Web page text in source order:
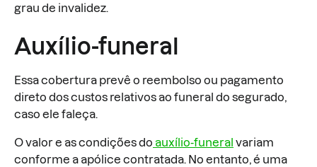
grau de invalidez.
Auxílio-funeral
Essa cobertura prevê o reembolso ou pagamento
direto dos custos relativos ao funeral do segurado,
caso ele faleça.
O valor e as condições do auxílio-funeral variam
conforme a apólice contratada. No entanto, é uma